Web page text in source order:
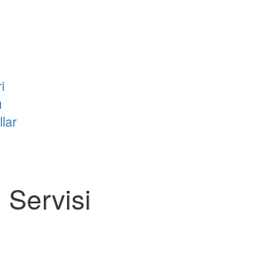
Servisi